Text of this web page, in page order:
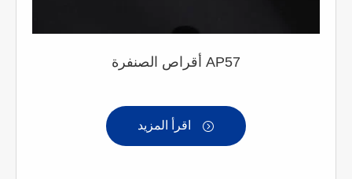
أقراص الصنفرة AP57
